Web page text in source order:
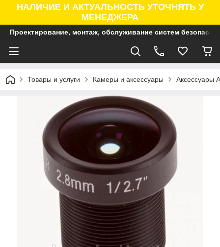
НАЛИЧИЕ И АКТУАЛЬНОСТЬ УТОЧНЯТЬ У
МЕНЕДЖЕРА
Проектирование, монтаж, обслуживание систем
Товары и услуги Камеры и аксессуары Аксессуары